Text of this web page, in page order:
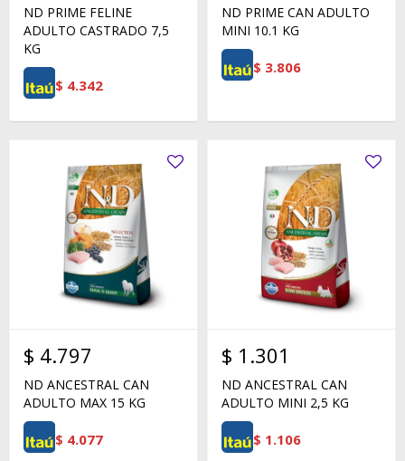
ND PRIME FELINE
ADULTO CASTRADO 7,5
KG
$ 4.342
ND PRIME CAN ADULTO
MINI 10.1 KG
$ 3.806
$ 4.797
ND ANCESTRAL CAN
ADULTO MAX 15 KG
$ 4.077
$ 1.301
ND ANCESTRAL CAN
ADULTO MINI 2,5 KG
$ 1.106